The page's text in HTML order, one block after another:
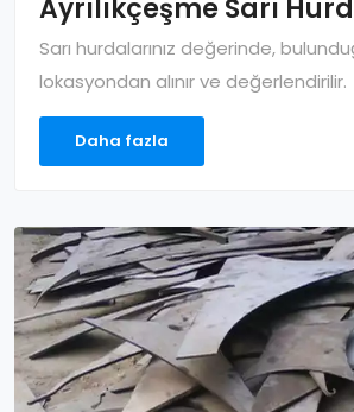
Ayrılıkçeşme Sarı
Sarı hurdalarınız değerinde,
lokasyondan alınır ve değerlendirilir.
Daha fazla